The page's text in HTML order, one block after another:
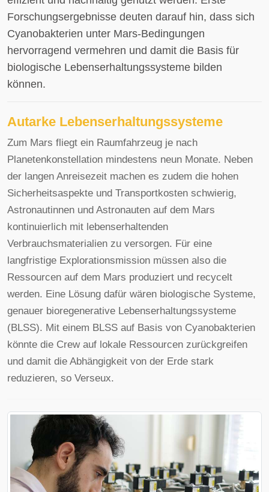
Forschungsergebnisse deuten darauf hin, dass sich
Cyanobakterien unter Mars-Bedingungen
hervorragend vermehren und damit die Basis für
biologische Lebenserhaltungssysteme bilden
können.
Autarke Lebenserhaltungssysteme
Zum Mars fliegt ein Raumfahrzeug je nach
Planetenkonstellation mindestens neun Monate. Neben
der langen Anreisezeit machen es zudem die hohen
Sicherheitsaspekte und Transportkosten schwierig,
Astronautinnen und Astronauten auf dem Mars
kontinuierlich mit lebenserhaltenden
Verbrauchsmaterialien zu versorgen. Für eine
langfristige Explorationsmission müssen also die
Ressourcen auf dem Mars produziert und recycelt
werden. Eine Lösung dafür wären biologische Systeme,
genauer bioregenerative Lebenserhaltungssysteme
(BLSS). Mit einem BLSS auf Basis von Cyanobakterien
könnte die Crew auf lokale Ressourcen zurückgreifen
und damit die Abhängigkeit von der Erde stark
reduzieren, so Verseux.